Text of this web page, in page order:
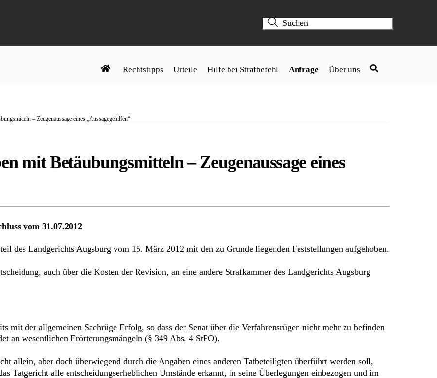
Rechtstipps Urteile Hilfe bei Strafbefehl Anfrage Über uns
– Zeugenaussage eines „Aussagegehilfen“
mit Betäubungsmitteln – Zeugenaussage eines
vom 31.07.2012
des Landgerichts Augsburg vom 15. März 2012 mit den zu Grunde liegenden Feststellungen aufgehoben.
auch über die Kosten der Revision, an eine andere Strafkammer des Landgerichts Augsburg
mit der allgemeinen Sachrüge Erfolg, so dass der Senat über die Verfahrensrügen nicht mehr zu befinden
an wesentlichen Erörterungsmängeln (§ 349 Abs. 4 StPO).
allein, aber doch überwiegend durch die Angaben eines anderen Tatbeteiligten überführt werden soll,
Tatgericht alle entscheidungserheblichen Umstände erkannt, in seine Überlegungen einbezogen und im